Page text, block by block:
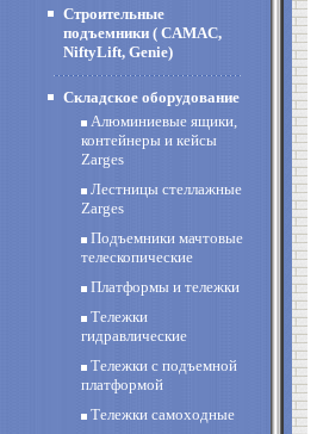
Строительные
подъемники ( CAMAC,
NiftyLift, Genie)
Складское оборудование
Алюминиевые ящики,
контейнеры и кейсы
Zarges
Лестницы стеллажные
Zarges
Подъемники мачтовые
телескопические
Платформы и тележки
Тележки
гидравлические
Тележки с подъемной
платформой
Тележки самоходные